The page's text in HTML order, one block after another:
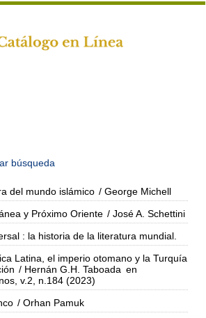
búsqueda
del mundo islámico / George Michell
y Próximo Oriente / José A. Schettini
: la historia de la literatura mundial.
Latina, el imperio otomano y la Turquía
/ Hernán G.H. Taboada en
v.2, n.184 (2023)
/ Orhan Pamuk